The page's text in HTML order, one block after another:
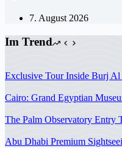
7. August 2026
Im Trend
Exclusive Tour Inside Burj
Cairo: Grand Egyptian
The Palm Observatory Entry
Abu Dhabi Premium